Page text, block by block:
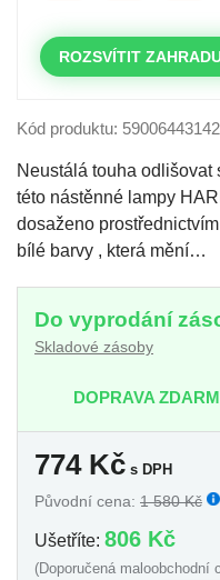
ROZSVÍTIT
Kód produktu:
Neustálá touha odlišovat
této nástěnné lampy
dosaženo
bílé barvy , která mění…
Do vyprodání
Skladové zásoby
DOPRAVA
774Kč s DPH
Původní cena: 1 580 Kč
Ušetříte: 806 Kč
(Doporučená maloobchodní